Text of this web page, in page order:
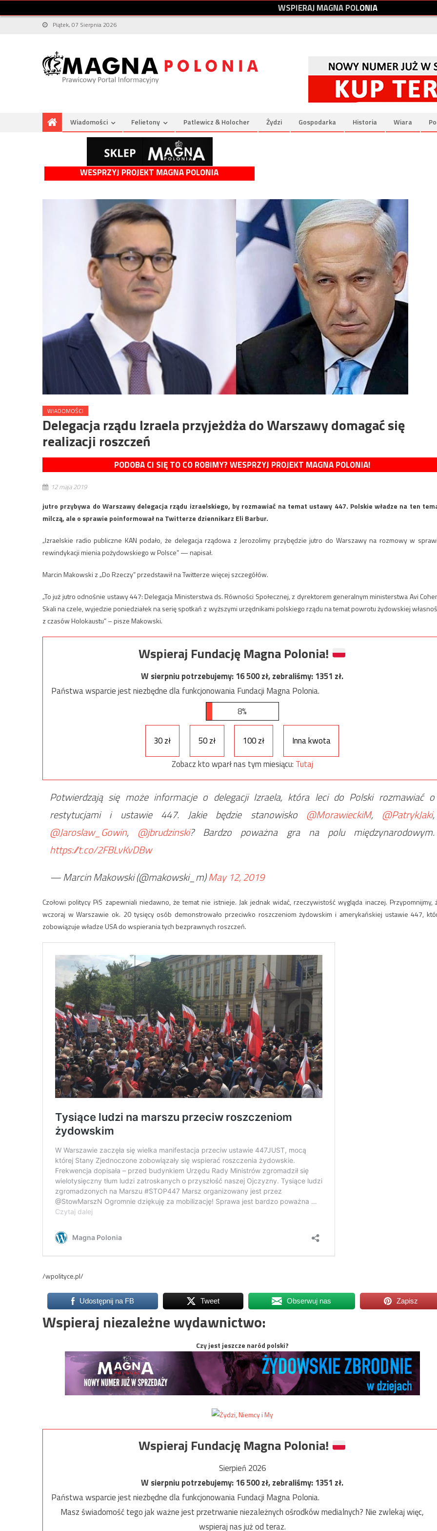
WSPIERAJMAGNAPOLONIA
Piątek, 07 Sierpnia 2026
Wiadomości Felietony Patlewicz & Holocher Żydzi Gospodarka Historia Wiara
WESPRZYJ PROJEKT MAGNA POLONIA
WIADOMOŚCI
Delegacja rządu Izraela przyjeżdża do Warszawy domagać się
realizacji roszczeń
PODOBA CI SIĘ TO CO ROBIMY? WESPRZYJ PROJEKT MAGNA POLONIA!
12 maja 2019
jutro przybywa do Warszawy delegacja rządu izraelskiego, by rozmawiać na temat ustawy 447. Polskie władze na ten
milczą, ale o sprawie poinformował na Twitterze dziennikarz Eli Barbur.
„Izraelskie radio publiczne KAN podało, że delegacja rządowa z Jerozolimy przybędzie jutro do Warszawy na rozmowy w
rewindykacji mienia pożydowskiego w Polsce” — napisał.
Marcin Makowski z „Do Rzeczy” przedstawił na Twitterze więcej szczegółów.
„To już jutro odnośnie ustawy 447: Delegacja Ministerstwa ds. Równości Społecznej, z dyrektorem generalnym ministerstwa Avi
Skali na czele, wyjedzie poniedziałek na serię spotkań z wyższymi urzędnikami polskiego rządu na temat powrotu żydowskiej
z czasów Holokaustu” – pisze Makowski.
Wspieraj Fundację Magna Polonia!
W sierpniu potrzebujemy:16 500zł, zebraliśmy:1351 zł.
Państwa wsparcie jest niezbędne dla funkcjonowania Fundacji Magna Polonia.
8%
30 zł 50 zł 100 zł
Inna kwota
Zobacz kto wparł nas tym miesiącu: Tutaj
Potwierdzają się może informacje o delegacji Izraela, która leci do Polski rozmawiać o
restytucjami i ustawie 447. Jakie będzie stanowisko @MorawieckiM, @PatrykJaki,
@Jaroslaw_Gowin, @jbrudzinski? Bardzo poważna gra na polu międzynarodowym.
https://t.co/2FBLvKvDBw
— Marcin Makowski (@makowski_m)May 12, 2019
Czołowi politycy PiS zapewniali niedawno, że temat nie istnieje. Jak jednak widać, rzeczywistość wygląda inaczej. Przypomnijmy,
wczoraj w Warszawie ok. 20 tysięcy osób demonstrowało przeciwko roszczeniom żydowskim i amerykańskiej ustawie 447,
zobowiązuje władze USA do wspierania tych bezprawnych roszczeń.
/wpolityce.pl/
Udostępnij na FB Tweet Obserwuj nas Zapisz
Wspieraj niezależne wydawnictwo:
Czy jest jeszcze naród polski?
Wspieraj Fundację Magna Polonia!
Sierpień 2026
W sierpniu potrzebujemy:16 500zł, zebraliśmy:1351 zł.
Państwa wsparcie jest niezbędne dla funkcjonowania Fundacji Magna Polonia.
Masz świadomość tego jak ważne jest przetrwanie niezależnych ośrodków medialnych? Nie zwlekaj więc,
wspieraj nas już od teraz.